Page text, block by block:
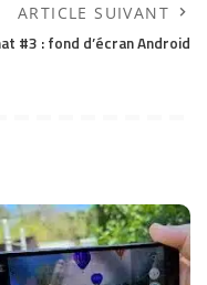
ARTICLE SUIVANT
#3 : fond d’écran Android